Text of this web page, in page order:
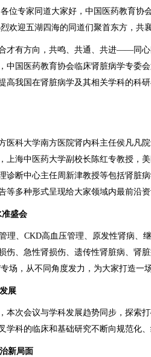
位专家同道大家好，中国医药教育协
欢迎五湖四海的同道们聚首东方，共襄
有方向，共鸣、共通、共进——同心
中国医药教育协会临床肾脏病学专委
高我国在肾脏病学及其相关学科的科
医科大学南方医院肾内科主任侯凡凡
上海中医药大学副校长陈红专教授，
诊断中心主任周新津教授等包括肾脏
多种形式呈现给大家领域内最前沿资
盛会
理、CKD高血压管理、原发性肾病、
伤、急性肾损伤、遗传性肾脏病、肾
场，从不同角度发力，为大家打造一
展
本次会议与学科发展趋势同步，探索
科的临床和基础研究不断向规范化、
新局面